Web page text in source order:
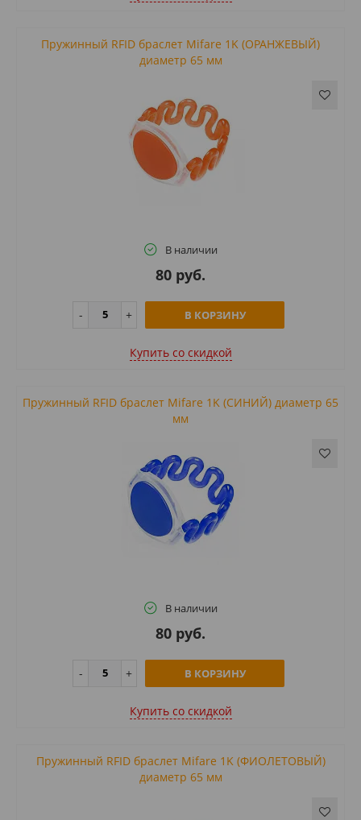
Пружинный RFID браслет Mifare 1K (ОРАНЖЕВЫЙ)
диаметр 65 мм
В наличии
80 руб.
В КОРЗИНУ
Купить cо скидкой
Пружинный RFID браслет Mifare 1K (СИНИЙ) диаметр 65
мм
В наличии
80 руб.
В КОРЗИНУ
Купить cо скидкой
Пружинный RFID браслет Mifare 1K (ФИОЛЕТОВЫЙ)
диаметр 65 мм